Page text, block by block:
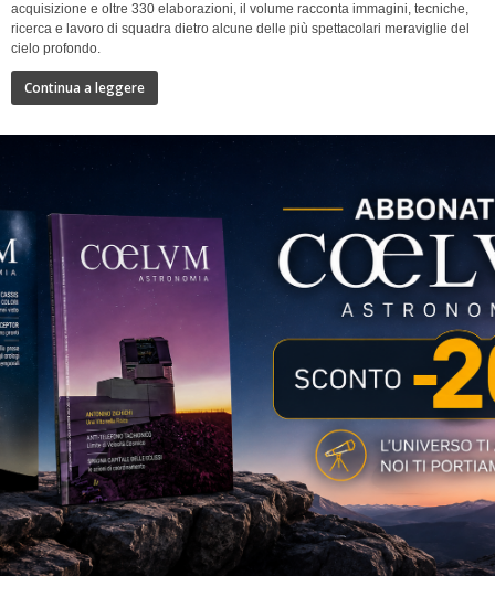
acquisizione e oltre 330 elaborazioni, il volume racconta immagini, tecniche,
ricerca e lavoro di squadra dietro alcune delle più spettacolari meraviglie del
cielo profondo.
Continua a leggere